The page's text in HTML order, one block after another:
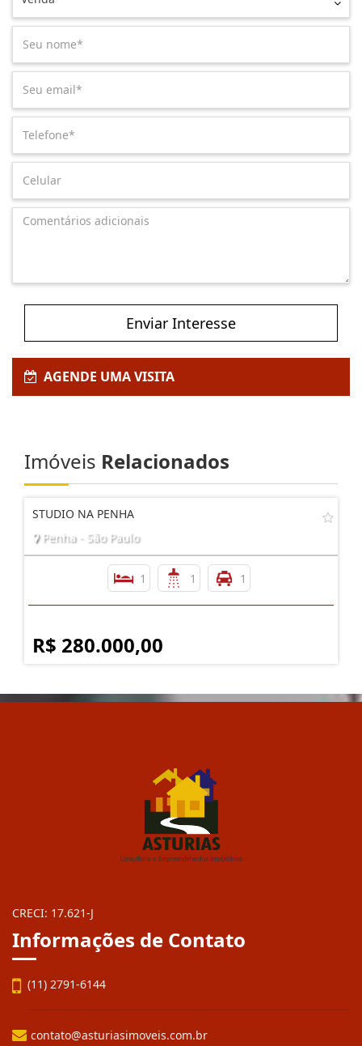
Enviar Interesse
AGENDE UMA VISITA
Imóveis Relacionados
STUDIO NA PENHA
Penha - São Paulo
1 1 1
R$ 280.000,00
CRECI: 17.621-J
Informações de Contato
(11) 2791-6144
contato@asturiasimoveis.com.br